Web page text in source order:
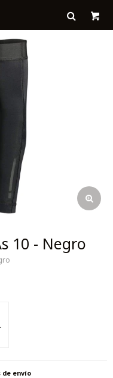
10 - Negro
de envío